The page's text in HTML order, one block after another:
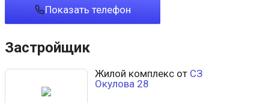
Показать телефон
Застройщик
Жилой комплекс от СЗ
Окулова 28